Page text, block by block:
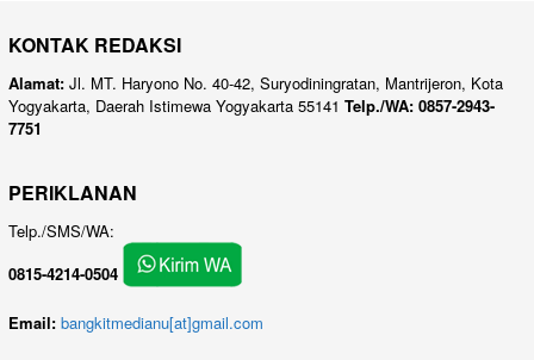
KONTAK REDAKSI
Alamat: Jl. MT. Haryono No. 40-42, Suryodiningratan, Mantrijeron, Kota
Yogyakarta, Daerah Istimewa Yogyakarta 55141 Telp./WA: 0857-2943-
7751
PERIKLANAN
Telp./SMS/WA:
0815-4214-0504
Email: bangkitmedianu[at]gmail.com